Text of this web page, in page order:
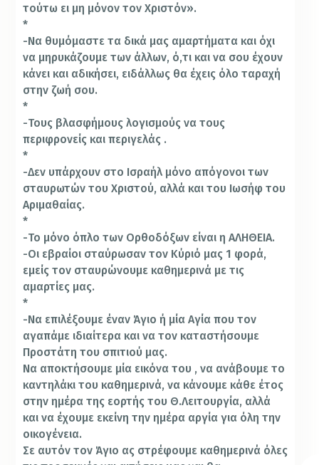
τούτω ει μη μόνον τον Χριστόν».
*
-Να θυμόμαστε τα δικά μας αμαρτήματα και όχι
να μηρυκάζουμε των άλλων, ό,τι και να σου έχουν
κάνει και αδικήσει, ειδάλλως θα έχεις όλο ταραχή
στην ζωή σου.
*
-Τους βλασφήμους λογισμούς να τους
περιφρονείς και περιγελάς .
*
-Δεν υπάρχουν στο Ισραήλ μόνο απόγονοι των
σταυρωτών του Χριστού, αλλά και του Ιωσήφ του
Αριμαθαίας.
*
-Το μόνο όπλο των Ορθοδόξων είναι η ΑΛΗΘΕΙΑ.
-Οι εβραίοι σταύρωσαν τον Κύριό μας 1 φορά,
εμείς τον σταυρώνουμε καθημερινά με τις
αμαρτίες μας.
*
-Να επιλέξουμε έναν Άγιο ή μία Αγία που τον
αγαπάμε ιδιαίτερα και να τον καταστήσουμε
Προστάτη του σπιτιού μας.
Να αποκτήσουμε μία εικόνα του , να ανάβουμε το
καντηλάκι του καθημερινά, να κάνουμε κάθε έτος
στην ημέρα της εορτής του Θ.Λειτουργία, αλλά
και να έχουμε εκείνη την ημέρα αργία για όλη την
οικογένεια.
Σε αυτόν τον Άγιο ας στρέφουμε καθημερινά όλες